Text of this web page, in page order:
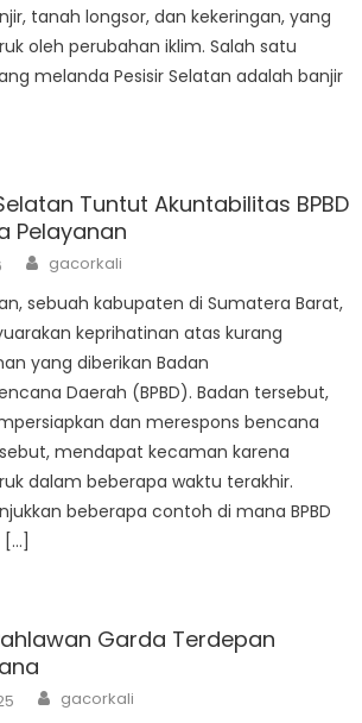
tanah longsor, dan kekeringan, yang
oleh perubahan iklim. Salah satu
melanda Pesisir Selatan adalah banjir
Tuntut Akuntabilitas BPBD
Pelayanan
Author
gacorkali
sebuah kabupaten di Sumatera Barat,
keprihatinan atas kurang
yang diberikan Badan
Daerah (BPBD). Badan tersebut,
dan merespons bencana
mendapat kecaman karena
dalam beberapa waktu terakhir.
beberapa contoh di mana BPBD
[…]
Garda Terdepan
Author
gacorkali